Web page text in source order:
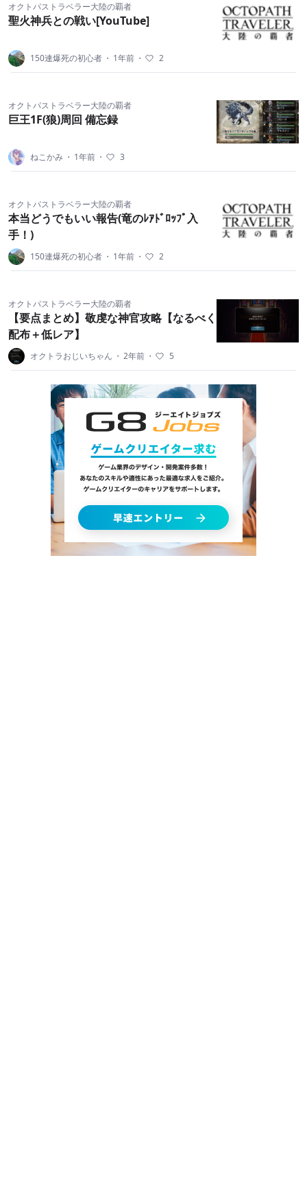
オクトパストラベラー大陸の覇者
聖火神兵との戦い[YouTube]
150連爆死の初心者 ・ 1年前 ・ 2
オクトパストラベラー大陸の覇者
巨王1F(狼)周回 備忘録
ねこかみ ・ 1年前 ・ 3
オクトパストラベラー大陸の覇者
本当どうでもいい報告(竜のﾚｱﾄﾞﾛｯﾌﾟ入
手！)
150連爆死の初心者 ・ 1年前 ・ 2
オクトパストラベラー大陸の覇者
【要点まとめ】敬虔な神官攻略【なるべく
配布＋低レア】
オクトラおじいちゃん ・ 2年前 ・ 5